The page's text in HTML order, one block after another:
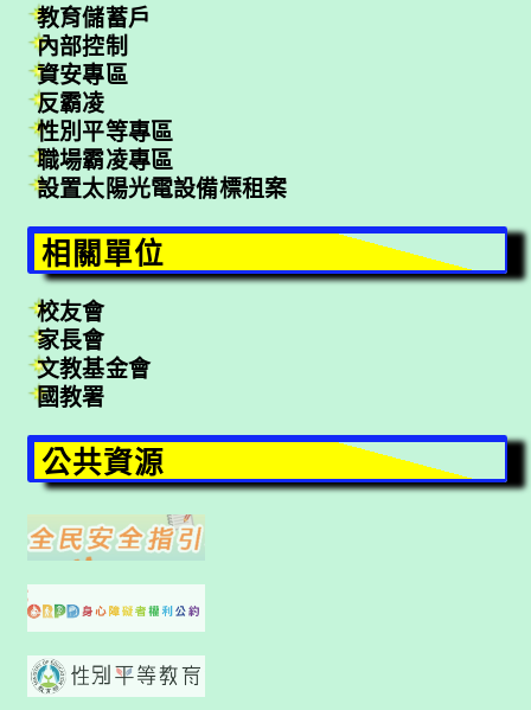
教育儲蓄戶
內部控制
資安專區
反霸凌
性別平等專區
職場霸凌專區
設置太陽光電設備標租案
相關單位
校友會
家長會
文教基金會
國教署
公共資源